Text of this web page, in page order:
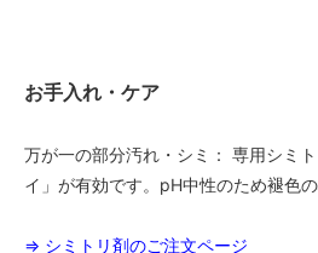
お手入れ・ケア
万が一の部分汚れ・シミ： 専用シミ
イ」が有効です。pH中性のため褪色の
⇒ シミトリ剤のご注文ページ